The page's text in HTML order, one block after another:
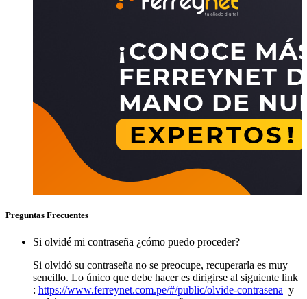
Preguntas Frecuentes
Si olvidé mi contraseña ¿cómo puedo proceder?
Si olvidó su contraseña no se preocupe, recuperarla es muy
sencillo. Lo único que debe hacer es dirigirse al siguiente link
: https://www.ferreynet.com.pe/#/public/olvide-contrasena y